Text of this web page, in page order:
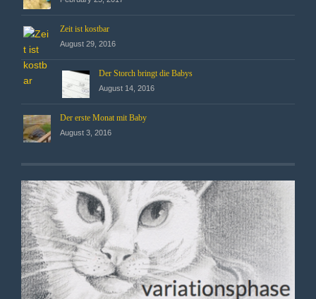
Zeit ist kostbar
August 29, 2016
Der Storch bringt die Babys
August 14, 2016
Der erste Monat mit Baby
August 3, 2016